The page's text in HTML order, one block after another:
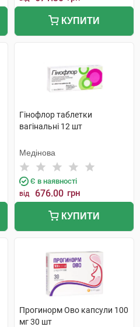
КУПИТИ
Гінофлор таблетки
вагінальні 12 шт
Медінова
Є в наявності
від 676.00 грн
КУПИТИ
Прогинорм Ово капсули 100
мг 30 шт